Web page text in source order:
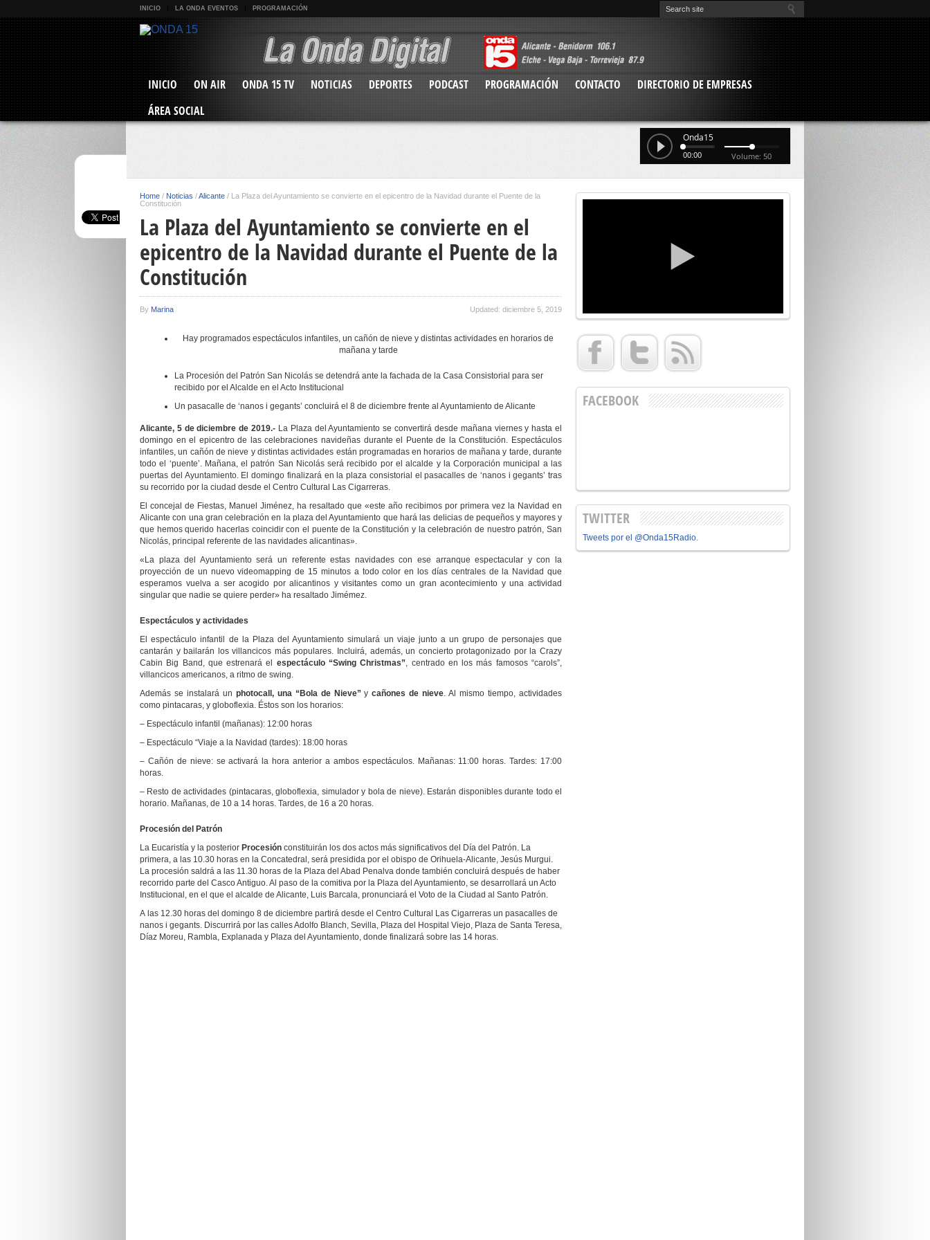
INICIO LA ONDA EVENTOS PROGRAMACIÓN
INICIO ON AIR ONDA 15 TV NOTICIAS DEPORTES PODCAST PROGRAMACIÓN CONTACTO
DIRECTORIO DE EMPRESAS
ÁREA SOCIAL
Onda15
00:00 Volume: 50
Home / Noticias /Alicante / La Plaza del Ayuntamiento se convierte en el epicentro de la Navidad durante el Puente de la
Constitución
La Plaza del Ayuntamiento se convierte en el
epicentro de la Navidad durante el Puente de la
Constitución
By Marina Updated: diciembre 5, 2019
Hay programados espectáculos infantiles, un cañón de nieve y distintas actividades en horarios de
mañana y tarde
La Procesión del Patrón San Nicolás se detendrá ante la fachada de la Casa Consistorial para ser
recibido por el Alcalde en el Acto Institucional
Un pasacalle de ‘nanos i gegants’ concluirá el 8 de diciembre frente al Ayuntamiento de Alicante
Alicante, 5 de diciembre de 2019.- La Plaza del Ayuntamiento se convertirá desde mañana viernes y hasta el
domingo en el epicentro de las celebraciones navideñas durante el Puente de la Constitución. Espectáculos
infantiles, un cañón de nieve y distintas actividades están programadas en horarios de mañana y tarde, durante
todo el ‘puente’. Mañana, el patrón San Nicolás será recibido por el alcalde y la Corporación municipal a las
puertas del Ayuntamiento. El domingo finalizará en la plaza consistorial el pasacalles de ‘nanos i gegants’ tras
su recorrido por la ciudad desde el Centro Cultural Las Cigarreras.
El concejal de Fiestas, Manuel Jiménez, ha resaltado que «este año recibimos por primera vez la Navidad en
Alicante con una gran celebración en la plaza del Ayuntamiento que hará las delicias de pequeños y mayores y
que hemos querido hacerlas coincidir con el puente de la Constitución y la celebración de nuestro patrón, San
Nicolás, principal referente de las navidades alicantinas».
«La plaza del Ayuntamiento será un referente estas navidades con ese arranque espectacular y con la
proyección de un nuevo videomapping de 15 minutos a todo color en los días centrales de la Navidad que
esperamos vuelva a ser acogido por alicantinos y visitantes como un gran acontecimiento y una actividad
singular que nadie se quiere perder» ha resaltado Jimémez.
Espectáculos y actividades
El espectáculo infantil de la Plaza del Ayuntamiento simulará un viaje junto a un grupo de personajes que
cantarán y bailarán los villancicos más populares. Incluirá, además, un concierto protagonizado por la Crazy
Cabin Big Band, que estrenará el espectáculo “Swing Christmas”, centrado en los más famosos “carols”,
villancicos americanos, a ritmo de swing.
Además se instalará un photocall, una “Bola de Nieve” ycañones de nieve. Al mismo tiempo, actividades
como pintacaras, y globoflexia. Éstos son los horarios:
– Espectáculo infantil (mañanas): 12:00 horas
– Espectáculo “Viaje a la Navidad (tardes): 18:00 horas
– Cañón de nieve: se activará la hora anterior a ambos espectáculos. Mañanas: 11:00 horas. Tardes: 17:00
horas.
– Resto de actividades (pintacaras, globoflexia, simulador y bola de nieve). Estarán disponibles durante todo el
horario. Mañanas, de 10 a 14 horas. Tardes, de 16 a 20 horas.
Procesión del Patrón
La Eucaristía y la posterior Procesión constituirán los dos actos más significativos del Día del Patrón. La
primera, a las 10.30 horas en la Concatedral, será presidida por el obispo de Orihuela-Alicante, Jesús Murgui.
La procesión saldrá a las 11.30 horas de la Plaza del Abad Penalva donde también concluirá después de haber
recorrido parte del Casco Antiguo. Al paso de la comitiva por la Plaza del Ayuntamiento, se desarrollará un Acto
Institucional, en el que el alcalde de Alicante, Luis Barcala, pronunciará el Voto de la Ciudad al Santo Patrón.
A las 12.30 horas del domingo 8 de diciembre partirá desde el Centro Cultural Las Cigarreras un pasacalles de
nanos i gegants. Discurrirá por las calles Adolfo Blanch, Sevilla, Plaza del Hospital Viejo, Plaza de Santa Teresa,
Díaz Moreu, Rambla, Explanada y Plaza del Ayuntamiento, donde finalizará sobre las 14 horas.
FACEBOOK
TWITTER
Tweets por el @Onda15Radio.